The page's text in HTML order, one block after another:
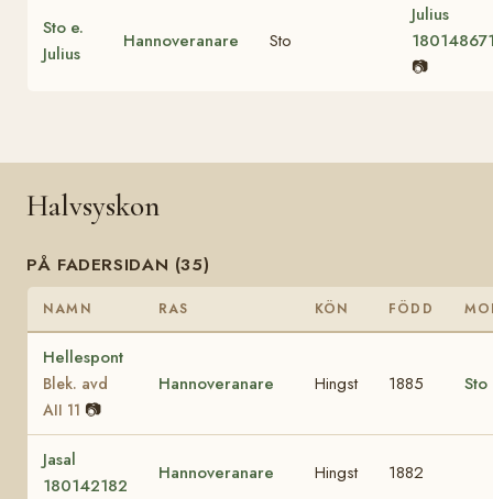
Sto e.
Julius
Hannoveranare Sto
Julius
📷
Halvsyskon
PÅ FADERSIDAN (35)
NAMN RAS KÖN FÖDD
Hellespont
Blek. avd
AII 11 📷
Hannoveranare Hingst 1885 Sto
Jasal
180142182
Hannoveranare Hingst 1882